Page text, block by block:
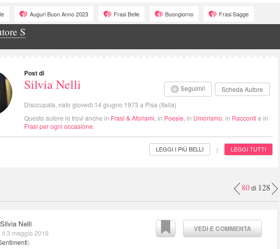
Auguri Buon Anno 2023 Frasi Belle Buongiorno Frasi Sagge
S
Seguimi! Scheda Autore
Post di
Silvia Nelli
Disccupata, nato giovedì 14 giugno 1973 a Pisa (Italia)
Questo autore lo trovi anche in Frasi & Aforismi , in Poesie , in Umorismo , in Racconti e in
Frasi per ogni occasione
LEGGI I PIÙ BELLI | LEGGI TUTTI
80di 128
VEDI E COMMENTA
Silvia Nelli
il 3 maggio 2016
)